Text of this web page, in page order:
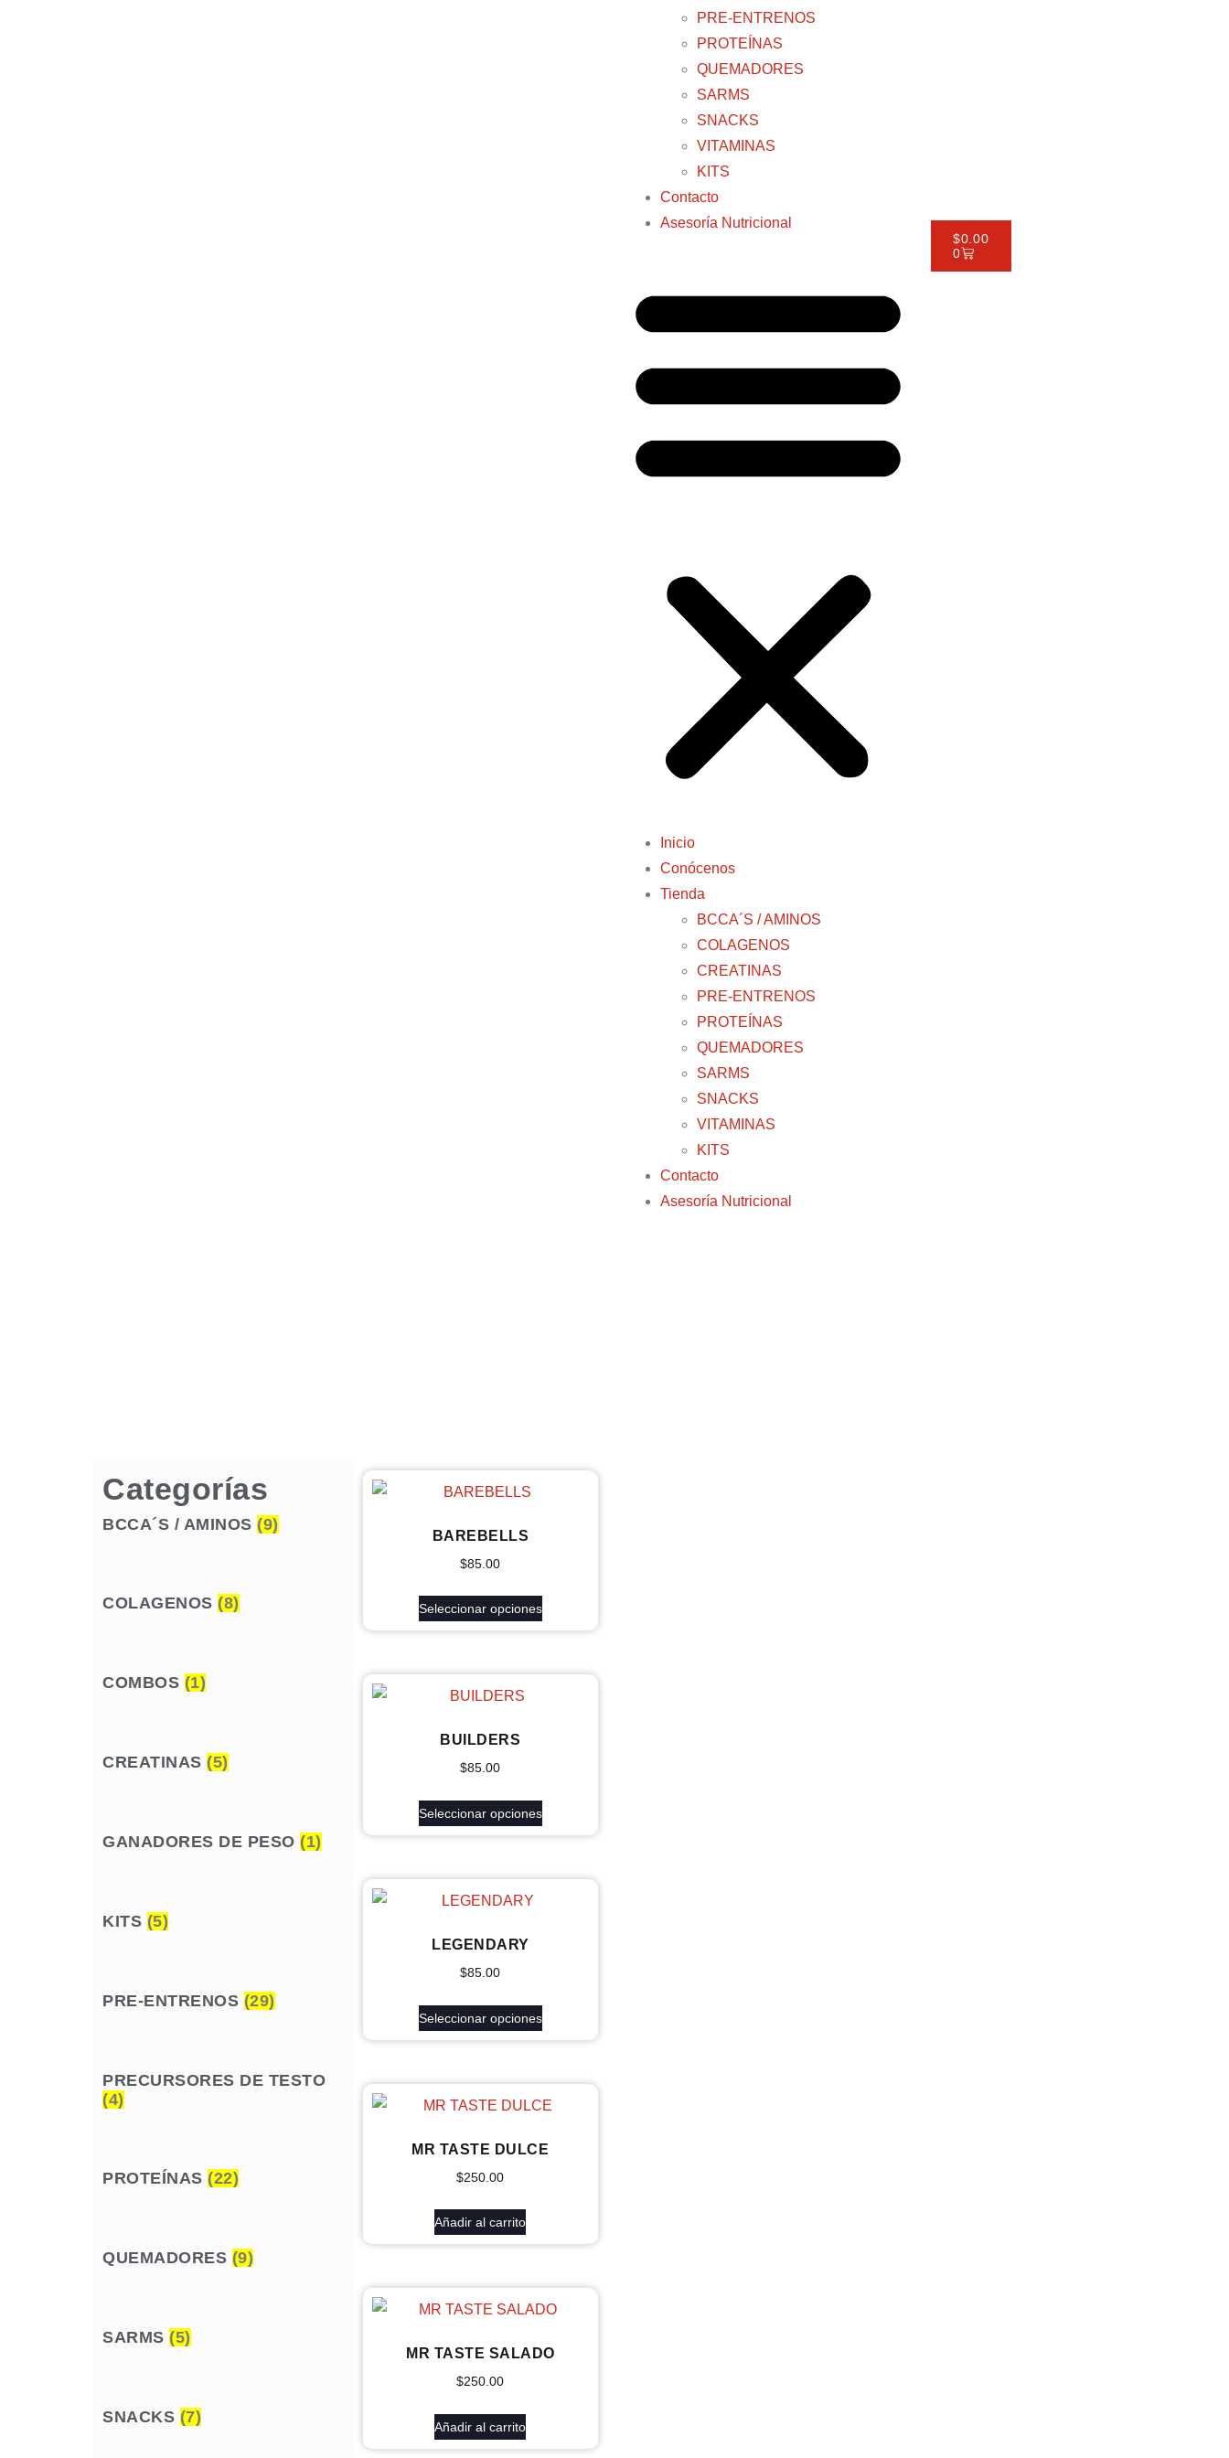
PRE-ENTRENOS
PROTEÍNAS
QUEMADORES
SARMS
SNACKS
VITAMINAS
KITS
Contacto
Asesoría Nutricional
Inicio
Conócenos
Tienda
BCCA´S / AMINOS
COLAGENOS
CREATINAS
PRE-ENTRENOS
PROTEÍNAS
QUEMADORES
SARMS
SNACKS
VITAMINAS
KITS
Contacto
Asesoría Nutricional
$0.00
0
Categorías
BCCA´S / AMINOS (9)
COLAGENOS (8)
COMBOS (1)
CREATINAS (5)
GANADORES DE PESO (1)
KITS (5)
PRE-ENTRENOS (29)
PRECURSORES DE TESTO
(4)
PROTEÍNAS (22)
QUEMADORES (9)
SARMS (5)
SNACKS (7)
BAREBELLS
$85.00
Seleccionar opciones
BUILDERS
$85.00
Seleccionar opciones
LEGENDARY
$85.00
Seleccionar opciones
MR TASTE DULCE
$250.00
Añadir al carrito
MR TASTE SALADO
$250.00
Añadir al carrito